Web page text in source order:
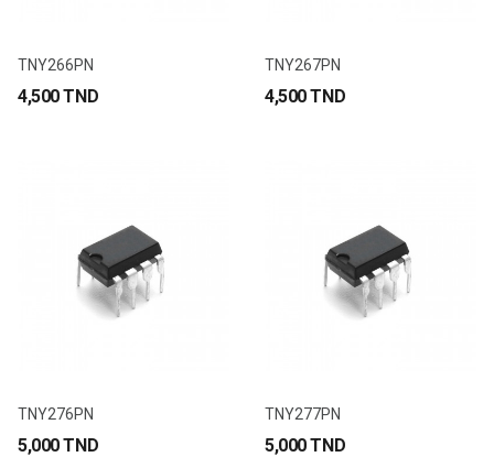
TNY266PN
4,500 TND
TNY267PN
4,500 TND
TNY276PN
5,000 TND
TNY277PN
5,000 TND